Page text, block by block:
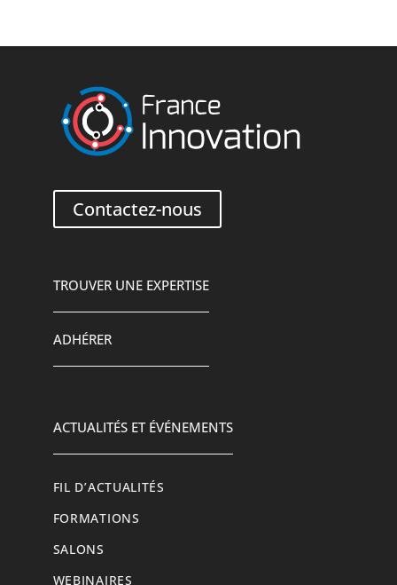
Contactez-nous
TROUVER UNE EXPERTISE
ADHÉRER
ACTUALITÉS ET ÉVÉNEMENTS
FIL D’ACTUALITÉS
FORMATIONS
SALONS
WEBINAIRES